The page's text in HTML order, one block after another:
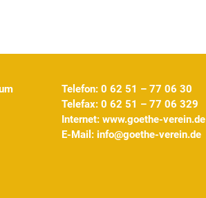
Telefon: 0 62 51 – 77 06 30
Telefax: 0 62 51 – 77 06 329
Internet: www.goethe-verein.de
E-Mail: info@goethe-verein.de